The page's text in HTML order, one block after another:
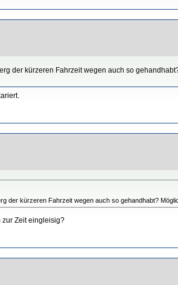
der kürzeren Fahrzeit wegen auch so
der kürzeren Fahrzeit wegen auch so gehandhabt?
zur Zeit eingleisig?